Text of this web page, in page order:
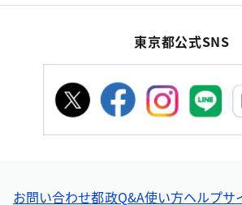
東京都公式SNS
お問い合わせ都政Q&A使い方ヘルプサ